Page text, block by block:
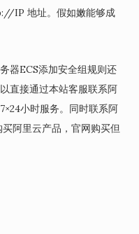
IP 地址。假如嫩能够成
器ECS添加安全组规则还
直接通过本站客服联系阿
小时服务。同时联系阿
阿里云产品，官网购买但